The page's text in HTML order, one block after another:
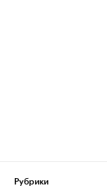
Рубрики